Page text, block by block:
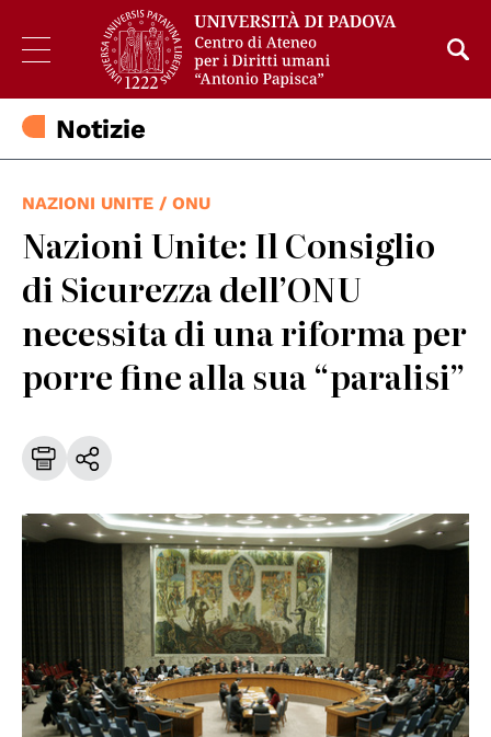
Notizie
NAZIONI UNITE / ONU
Nazioni Unite: Il Consiglio
di Sicurezza dell’ONU
necessita di una riforma per
porre fine alla sua “paralisi”